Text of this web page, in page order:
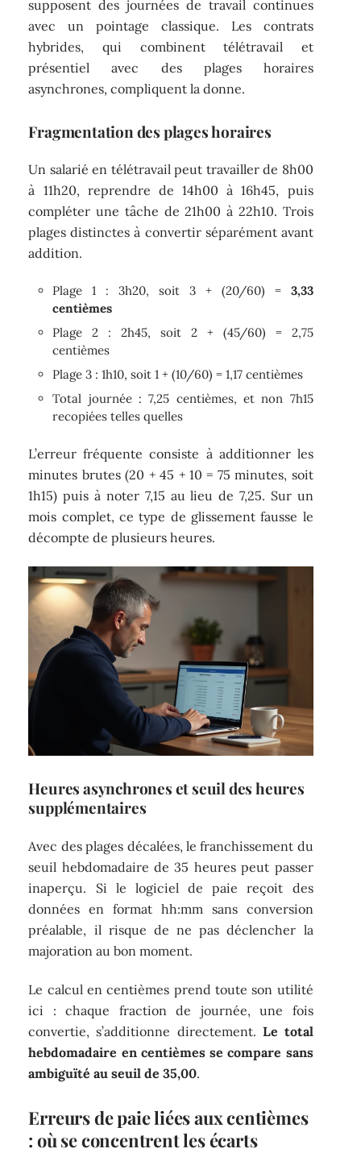
supposent des journées de travail continues
avec un pointage classique. Les contrats
hybrides, qui combinent télétravail et
présentiel avec des plages horaires
asynchrones, compliquent la donne.
Fragmentation des plages horaires
Un salarié en télétravail peut travailler de 8h00
à 11h20, reprendre de 14h00 à 16h45, puis
compléter une tâche de 21h00 à 22h10. Trois
plages distinctes à convertir séparément avant
addition.
Plage 1 : 3h20, soit 3 + (20/60) = 3,33
centièmes
Plage 2 : 2h45, soit 2 + (45/60) = 2,75
centièmes
Plage 3 : 1h10, soit 1 + (10/60) = 1,17 centièmes
Total journée : 7,25 centièmes, et non 7h15
recopiées telles quelles
L’erreur fréquente consiste à additionner les
minutes brutes (20 + 45 + 10 = 75 minutes, soit
1h15) puis à noter 7,15 au lieu de 7,25. Sur un
mois complet, ce type de glissement fausse le
décompte de plusieurs heures.
Heures asynchrones et seuil des heures
supplémentaires
Avec des plages décalées, le franchissement du
seuil hebdomadaire de 35 heures peut passer
inaperçu. Si le logiciel de paie reçoit des
données en format hh:mm sans conversion
préalable, il risque de ne pas déclencher la
majoration au bon moment.
Le calcul en centièmes prend toute son utilité
ici : chaque fraction de journée, une fois
convertie, s’additionne directement. Le total
hebdomadaire en centièmes se compare sans
ambiguïté au seuil de 35,00.
Erreurs de paie liées aux centièmes
: où se concentrent les écarts